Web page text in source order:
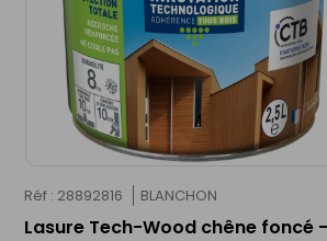
Réf : 28892816 BLANCHON
Lasure Tech-Wood chêne foncé